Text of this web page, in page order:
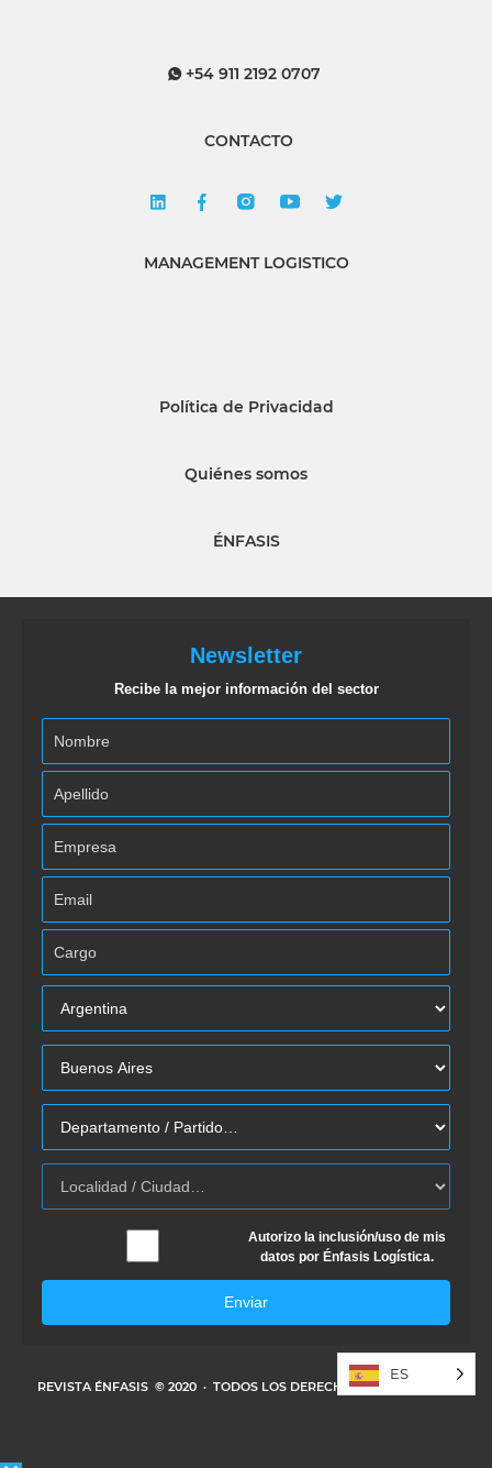
+54 911 2192 0707
CONTACTO
MANAGEMENT LOGISTICO
Política de Privacidad
Quiénes somos
ÉNFASIS
Newsletter
Recibe la mejor información del sector
Autorizo la inclusión/uso de mis
datos por Énfasis Logística.
Enviar
REVISTA ÉNFASIS © 2020 · TODOS LOS DERECHOS RESERVADOS
ES